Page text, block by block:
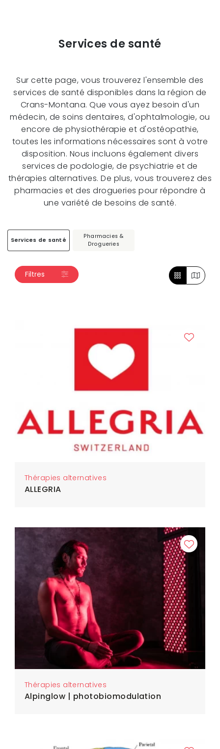
Services de santé
Sur cette page, vous trouverez l'ensemble des
services de santé disponibles dans la région de
Crans-Montana. Que vous ayez besoin d'un
médecin, de soins dentaires, d'ophtalmologie, ou
encore de physiothérapie et d'ostéopathie,
toutes les informations nécessaires sont à votre
disposition. Nous incluons également divers
services de podologie, de psychiatrie et de
thérapies alternatives. De plus, vous trouverez des
pharmacies et des drogueries pour répondre à
une variété de besoins de santé.
Services de santé
Pharmacies &
Drogueries
Filtres
Thérapies alternatives
ALLEGRIA
Thérapies alternatives
Alpinglow | photobiomodulation